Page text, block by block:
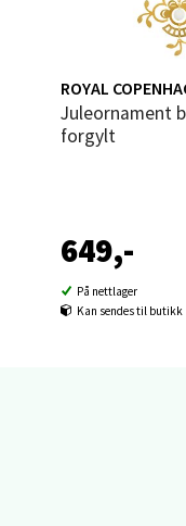
ROYAL
Juleornament blomst 10 cm
forgylt
649,-
På nettlager
Kan sendes til butikk